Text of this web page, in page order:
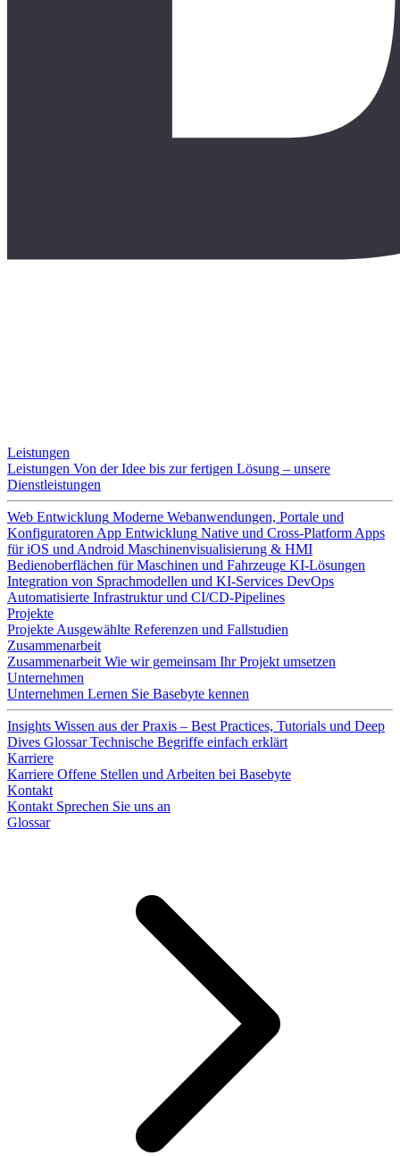
Leistungen
Leistungen Von der Idee bis zur fertigen Lösung – unsere
Dienstleistungen
Web Entwicklung Moderne Webanwendungen, Portale und
Konfiguratoren App Entwicklung Native und Cross-Platform Apps
für iOS und Android Maschinenvisualisierung & HMI
Bedienoberflächen für Maschinen und Fahrzeuge KI-Lösungen
Integration von Sprachmodellen und KI-Services DevOps
Automatisierte Infrastruktur und CI/CD-Pipelines
Projekte
Projekte Ausgewählte Referenzen und Fallstudien
Zusammenarbeit
Zusammenarbeit Wie wir gemeinsam Ihr Projekt umsetzen
Unternehmen
Unternehmen Lernen Sie Basebyte kennen
Insights Wissen aus der Praxis – Best Practices, Tutorials und Deep
Dives Glossar Technische Begriffe einfach erklärt
Karriere
Karriere Offene Stellen und Arbeiten bei Basebyte
Kontakt
Kontakt Sprechen Sie uns an
Glossar